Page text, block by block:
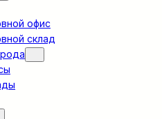
офис
склад